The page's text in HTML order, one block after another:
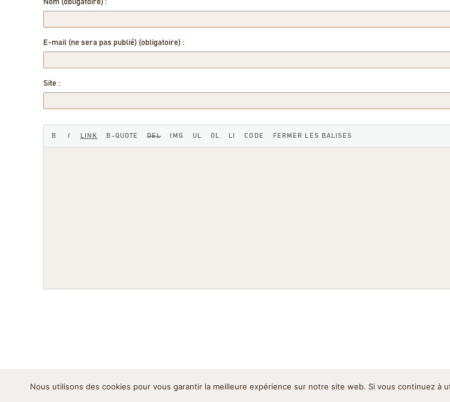
Nom (obligatoire) :
E-mail (ne sera pas publié) (obligatoire) :
Site :
Mentions légales Politique de cookies
Nous utilisons des cookies pour vous garantir la meilleure expérience sur notre site web. Si vous continuez